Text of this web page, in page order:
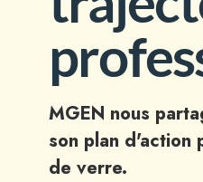
MGEN nous
son plan d'action
de verre.